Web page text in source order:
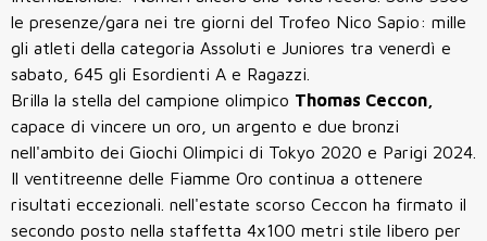
le presenze/gara nei tre giorni del Trofeo Nico Sapio: mille
gli atleti della categoria Assoluti e Juniores tra venerdì e
sabato, 645 gli Esordienti A e Ragazzi.
Brilla la stella del campione olimpico Thomas Ceccon,
capace di vincere un oro, un argento e due bronzi
nell'ambito dei Giochi Olimpici di Tokyo 2020 e Parigi 2024.
Il ventitreenne delle Fiamme Oro continua a ottenere
risultati eccezionali. nell'estate scorso Ceccon ha firmato il
secondo posto nella staffetta 4x100 metri stile libero per